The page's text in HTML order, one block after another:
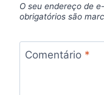
O seu endereço de
obrigatórios são
Comentário *